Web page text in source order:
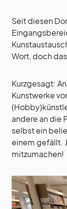
Seit diesen
Wort, doch
Kurzgesagt:
Kunstwerke
andere an die
selbst ein
einem gefällt.
mitzumachen!